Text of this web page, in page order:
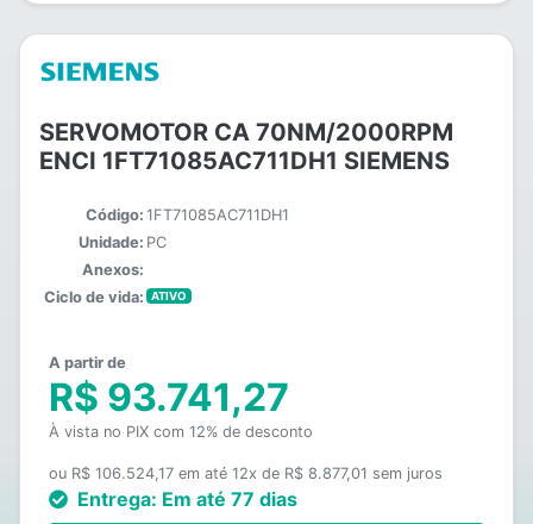
SERVOMOTOR CA 70NM/2000RPM
ENCI 1FT71085AC711DH1 SIEMENS
Código: 1FT71085AC711DH1
Unidade: PC
Anexos:
Ciclo de vida:
ATIVO
A partir de
R$ 93.741,27
À vista no PIX com 12% de desconto
ou R$ 106.524,17 em até 12x de R$ 8.877,01 sem juros
Entrega: Em até 77 dias